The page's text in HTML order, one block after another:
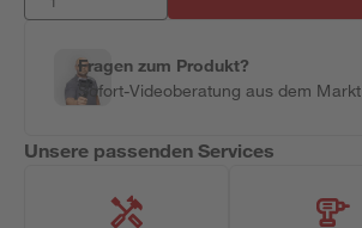
Fragen zum Produkt?
Sofort-Videoberatung aus dem Markt
Unsere passenden Services